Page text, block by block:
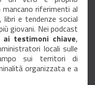
riferimenti al
e tendenze social
giovani. Nei podcast
ai testimoni chiave,
locali sulle
sui territori di
organizzata e a